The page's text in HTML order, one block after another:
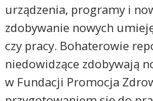
urządzenia, programy i
zdobywanie nowych
czy pracy. Bohaterowie
niedowidzące zdobywają
w Fundacji Promocja